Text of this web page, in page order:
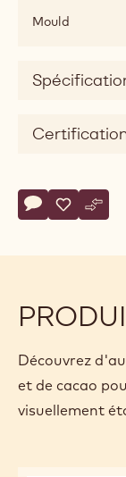
Mould
Actions
Écrire un
- Tablette- Tablette
-
Découvrez
et de cacao
visuellement